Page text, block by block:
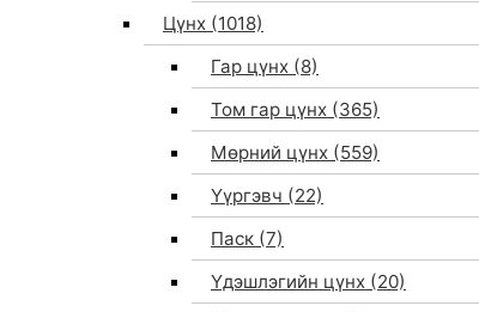
Цүнх (1018)
Гар цүнх (8)
Том гар цүнх (365)
Мөрний цүнх (559)
Үүргэвч (22)
Паск (7)
Үдэшлэгийн цүнх (20)